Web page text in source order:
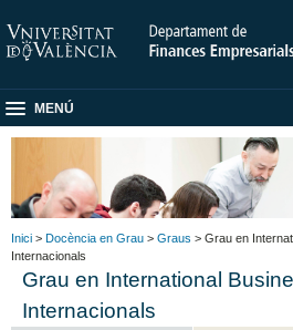
MENÚ
Inici > Docència en Grau > Graus > Grau en
Internacionals
Grau en International
Internacionals